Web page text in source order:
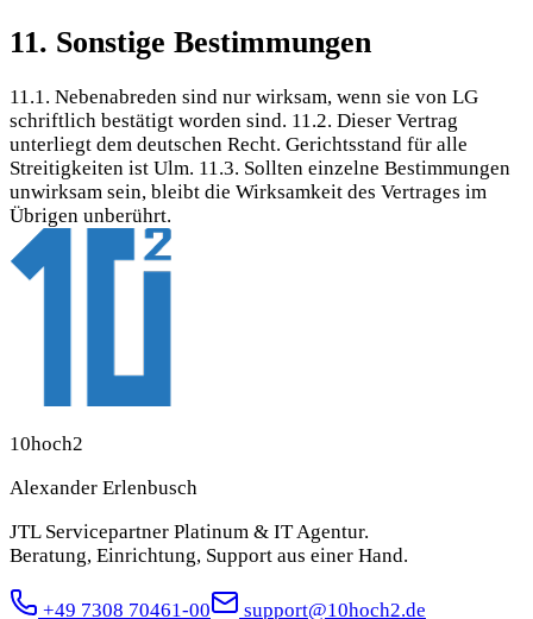
11. Sonstige Bestimmungen
11.1. Nebenabreden sind nur wirksam, wenn sie von LG
schriftlich bestätigt worden sind. 11.2. Dieser Vertrag
unterliegt dem deutschen Recht. Gerichtsstand für alle
Streitigkeiten ist Ulm. 11.3. Sollten einzelne Bestimmungen
unwirksam sein, bleibt die Wirksamkeit des Vertrages im
Übrigen unberührt.
10hoch2
Alexander Erlenbusch
JTL Servicepartner Platinum & IT Agentur.
Beratung, Einrichtung, Support aus einer Hand.
+49 7308 70461-00 support@10hoch2.de